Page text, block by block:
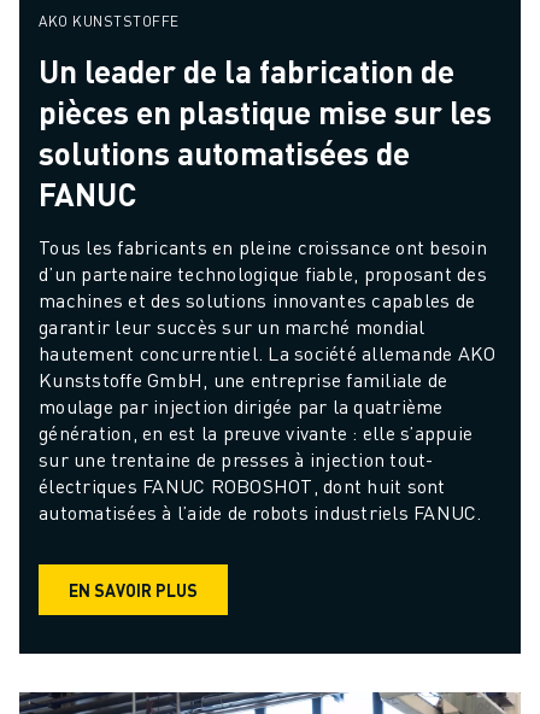
AKO KUNSTSTOFFE
Un leader de la fabrication de
pièces en plastique mise sur les
solutions automatisées de
FANUC
Tous les fabricants en pleine croissance ont besoin
d’un partenaire technologique fiable, proposant des
machines et des solutions innovantes capables de
garantir leur succès sur un marché mondial
hautement concurrentiel. La société allemande AKO
Kunststoffe GmbH, une entreprise familiale de
moulage par injection dirigée par la quatrième
génération, en est la preuve vivante : elle s’appuie
sur une trentaine de presses à injection tout-
électriques FANUC ROBOSHOT, dont huit sont
automatisées à l’aide de robots industriels FANUC.
EN SAVOIR PLUS